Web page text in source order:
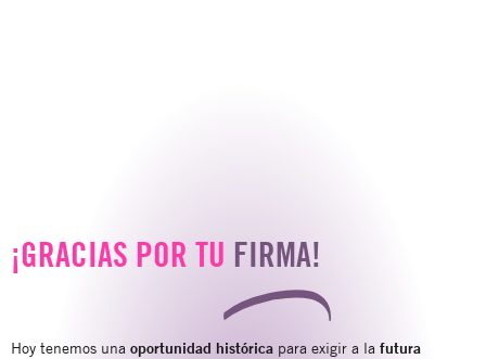
¡GRACIAS POR TU FIRMA!
Hoy tenemos una oportunidad histórica para exigir a la futura